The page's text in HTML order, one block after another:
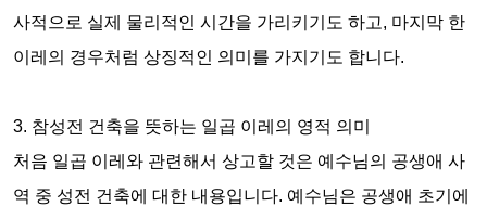
사적으로 실제 물리적인 시간을 가리키기도 하고, 마지막 한
이레의 경우처럼 상징적인 의미를 가지기도 합니다.
3. 참성전 건축을 뜻하는 일곱 이레의 영적 의미
처음 일곱 이레와 관련해서 상고할 것은 예수님의 공생애 사
역 중 성전 건축에 대한 내용입니다. 예수님은 공생애 초기에